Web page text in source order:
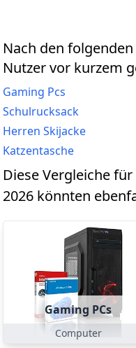
Nach den
Nutzer vor kurzem
Gaming Pcs
Schulrucksack
Herren Skijacke
Katzentasche
Diese Vergleiche
2026 könnten
Gaming PCs
Computer